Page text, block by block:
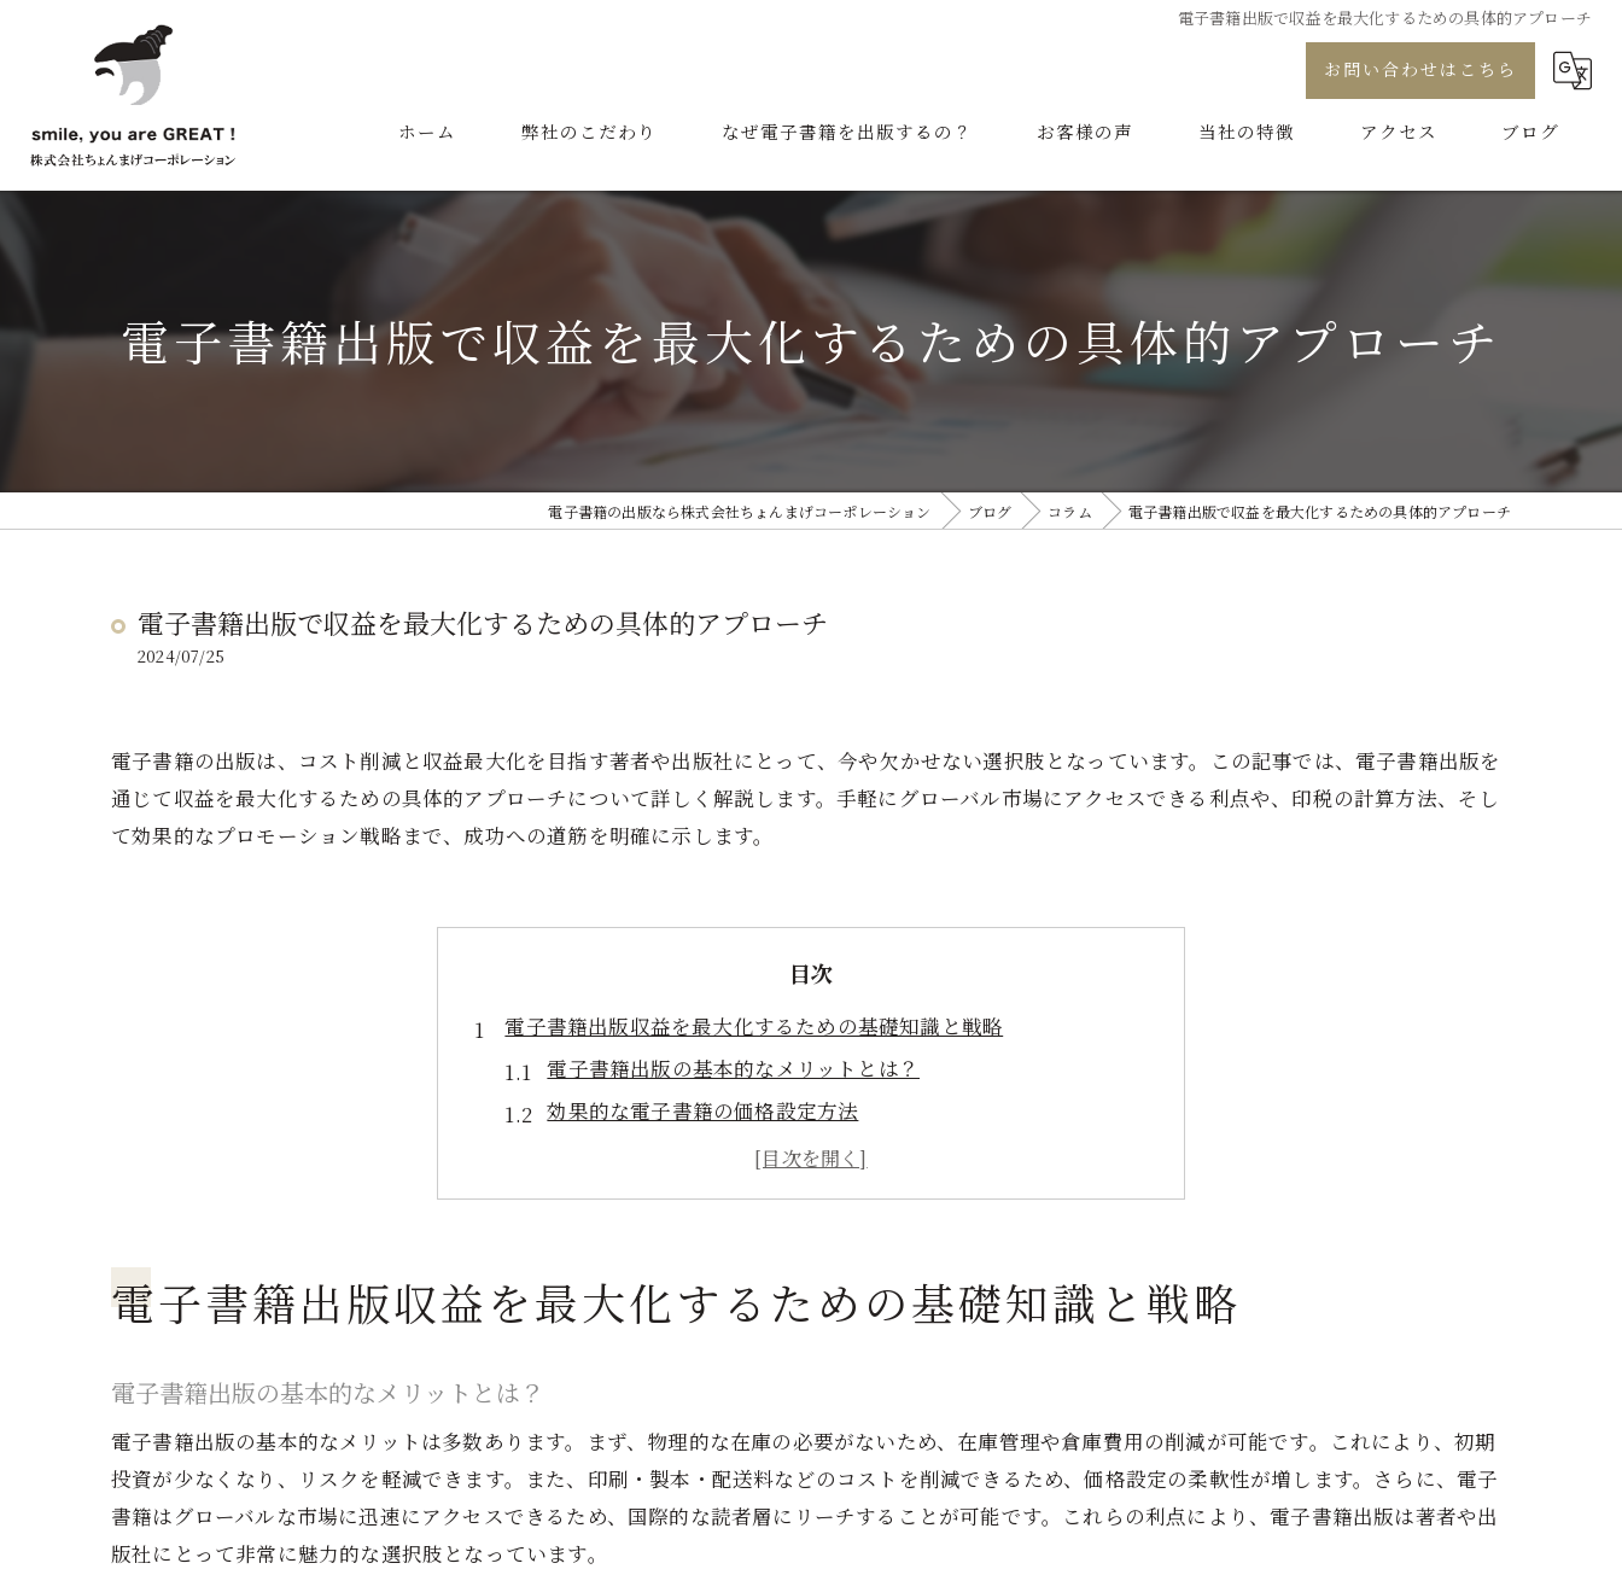
電子書籍出版で収益を最大化するための具体的アプローチ
お問い合わせはこちら
ホーム 弊社のこだわり
代表挨拶
なぜ電子書籍を出版するの？ お客様の声 当社の特徴
制作
アクセス ブログ
電子書籍出版で収益を最大化するための具体的アプローチ
電子書籍の出版なら株式会社ちょんまげコーポレーション ブログ コラム 電子書籍出版で収益を最大化するための具体的アプローチ
電子書籍出版で収益を最大化するための具体的アプローチ
2024/07/25
電子書籍の出版は、コスト削減と収益最大化を目指す著者や出版社にとって、今や欠かせない選択肢となっています。この記事では、電子書籍出版を
通じて収益を最大化するための具体的アプローチについて詳しく解説します。手軽にグローバル市場にアクセスできる利点や、印税の計算方法、そし
て効果的なプロモーション戦略まで、成功への道筋を明確に示します。
目次
電子書籍出版収益を最大化するための基礎知識と戦略
電子書籍出版の基本的なメリットとは？
効果的な電子書籍の価格設定方法
適切な販売プラットフォームの選び方
収益最大化のための著作権管理のポイント
電子書籍の販売データ分析方法
電子書籍出版で収益を大幅に向上させる手法とは
効果的な電子書籍のタイトルと説明文の書き方
複数の販売チャネルを活用する利点
無料サンプル提供で読者を引き込む戦略
電子書籍出版収益を最大化するための基礎知識と戦略
電子書籍出版の基本的なメリットとは？
電子書籍出版の基本的なメリットは多数あります。まず、物理的な在庫の必要がないため、在庫管理や倉庫費用の削減が可能です。これにより、初期
投資が少なくなり、リスクを軽減できます。また、印刷・製本・配送料などのコストを削減できるため、価格設定の柔軟性が増します。さらに、電子
書籍はグローバルな市場に迅速にアクセスできるため、国際的な読者層にリーチすることが可能です。これらの利点により、電子書籍出版は著者や出
版社にとって非常に魅力的な選択肢となっています。